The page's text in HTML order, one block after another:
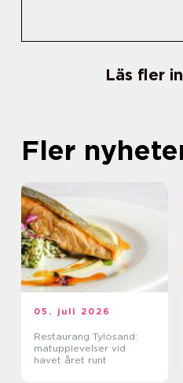
Läs fler
Fler
05. juli 2026
Restaurang Tylösand:
matupplevelser vid
havet året runt